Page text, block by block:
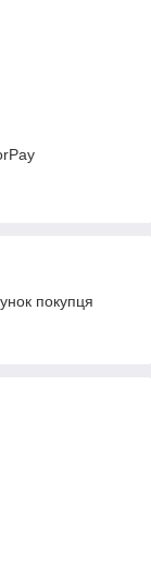
покупця